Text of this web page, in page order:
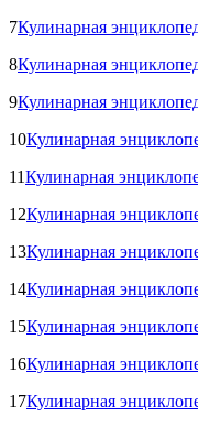
7Кулинарная
8Кулинарная
9Кулинарная
10Кулинарная
11Кулинарная
12Кулинарная
13Кулинарная
14Кулинарная
15Кулинарная
16Кулинарная
17Кулинарная